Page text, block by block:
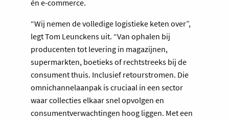
én e-commerce.
“Wij nemen de volledige logistieke keten over”,
legt Tom Leunckens uit. “Van ophalen bij
producenten tot levering in magazijnen,
supermarkten, boetieks of rechtstreeks bij de
consument thuis. Inclusief retourstromen. Die
omnichannelaanpak is cruciaal in een sector
waar collecties elkaar snel opvolgen en
consumentverwachtingen hoog liggen. Met een